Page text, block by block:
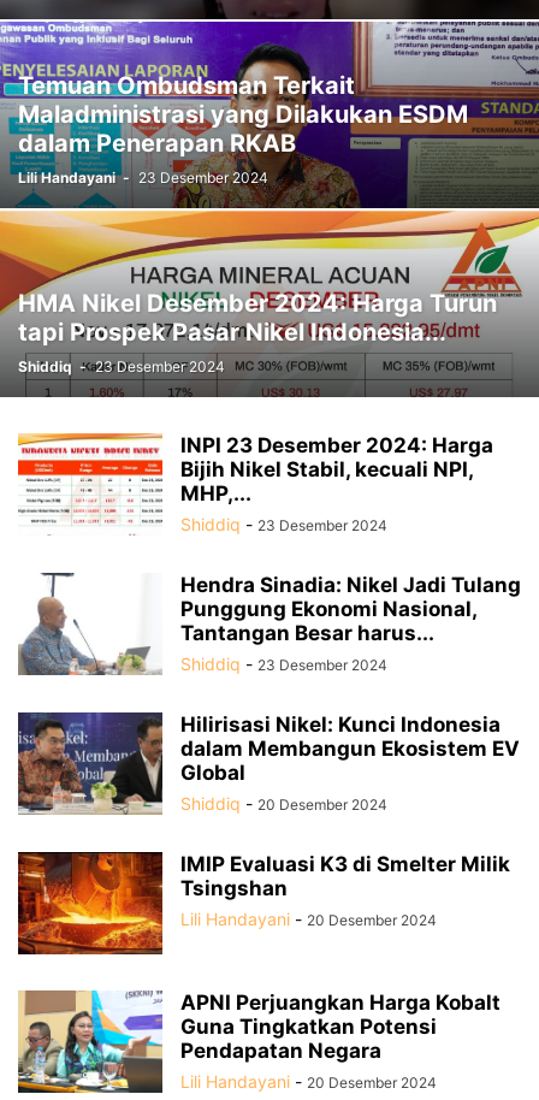
Temuan Ombudsman Terkait
Maladministrasi yang Dilakukan ESDM
dalam Penerapan RKAB
Lili Handayani - 23 Desember 2024
HMA Nikel Desember 2024: Harga Turun
tapi Prospek Pasar Nikel Indonesia...
Shiddiq - 23 Desember 2024
INPI 23 Desember 2024: Harga
Bijih Nikel Stabil, kecuali NPI,
MHP,...
Shiddiq - 23 Desember 2024
Hendra Sinadia: Nikel Jadi Tulang
Punggung Ekonomi Nasional,
Tantangan Besar harus...
Shiddiq - 23 Desember 2024
Hilirisasi Nikel: Kunci Indonesia
dalam Membangun Ekosistem EV
Global
Shiddiq - 20 Desember 2024
IMIP Evaluasi K3 di Smelter Milik
Tsingshan
Lili Handayani - 20 Desember 2024
APNI Perjuangkan Harga Kobalt
Guna Tingkatkan Potensi
Pendapatan Negara
Lili Handayani - 20 Desember 2024